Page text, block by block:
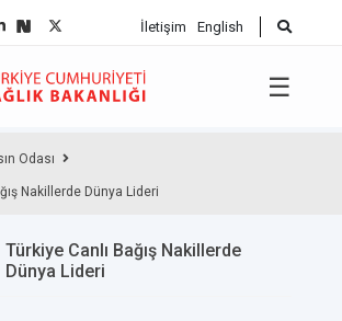
İletişim English
☰
Odası
Nakillerde Dünya Lideri
Türkiye Canlı Bağış Nakillerde
Dünya Lideri